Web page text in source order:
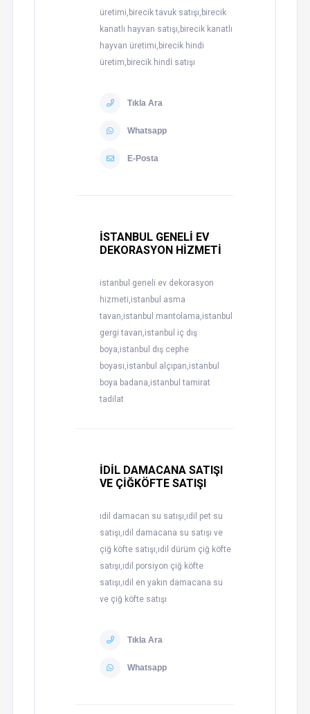
üretimi,birecik tavuk satışı,birecik
kanatlı hayvan satışı,birecik kanatlı
hayvan üretimi,birecik hindi
üretim,birecik hindİ satışı
Tıkla Ara
Whatsapp
E-Posta
İSTANBUL GENELİ EV
DEKORASYON HİZMETİ
istanbul geneli ev dekorasyon
hizmeti,istanbul asma
tavan,istanbul mantolama,istanbul
gergi tavan,istanbul iç dış
boya,istanbul dış cephe
boyası,istanbul alçıpan,istanbul
boya badana,istanbul tamirat
tadilat
İDİL DAMACANA SATIŞI
VE ÇİĞKÖFTE SATIŞI
ıdil damacan su satışı,ıdil pet su
satışı,ıdil damacana su satışı ve
çiğ köfte satışı,ıdil dürüm çiğ köfte
satışı,ıdil porsiyon çiğ köfte
satışı,ıdil en yakın damacana su
ve çiğ köfte satışı
Tıkla Ara
Whatsapp